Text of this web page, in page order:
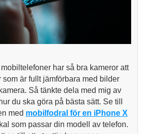
har så bra kameror att
som är fullt jämförbara med bilder
Så tänkte dela med mig av
du ska göra på bästa sätt. Se till
med mobilfodral för en iPhone X
som passar din modell av telefon.